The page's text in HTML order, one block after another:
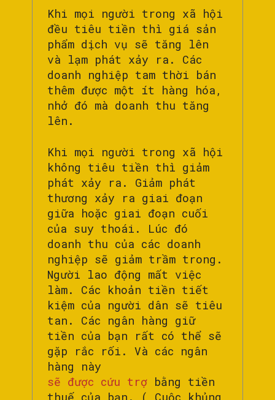
Khi mọi người trong xã hội
đều tiêu tiền thì giá sản
phẩm dịch vụ sẽ tăng lên
và lạm phát xảy ra. Các
doanh nghiệp tam thời bán
thêm được một ít hàng hóa,
nhở đó mà doanh thu tăng
lên.
Khi mọi người trong xã hội
không tiêu tiền thì giảm
phát xảy ra. Giảm phát
thương xảy ra giai đoạn
giữa hoặc giai đoạn cuối
của suy thoái. Lúc đó
doanh thu của các doanh
nghiệp sẽ giảm trầm trong.
Người lao động mất việc
làm. Các khoản tiền tiết
kiệm của người dân sẽ tiêu
tan. Các ngân hàng giữ
tiền của bạn rất có thể sẽ
gặp rắc rối. Và các ngân
hàng này
sẽ được cứu trợ bằng tiền
thuế của bạn. ( Cuộc khủng